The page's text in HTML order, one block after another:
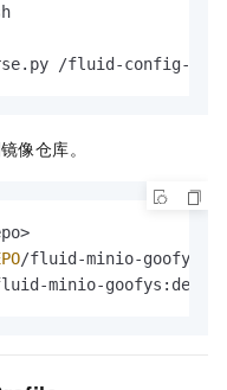
/fluid-config-
像仓库。
/fluid-minio-
minio-goofys:demo